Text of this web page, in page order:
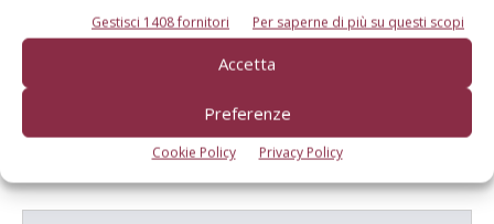
Gestisci 1408 fornitori Per saperne di più su questi scopi
Accetta
Preferenze
Cookie Policy Privacy Policy
Salva il mio nome, email e sito web in questo browser per la
prossima volta che commento.